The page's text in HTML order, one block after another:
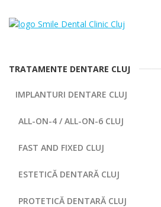
TRATAMENTE DENTARE CLUJ
IMPLANTURI DENTARE CLUJ
ALL-ON-4 / ALL-ON-6 CLUJ
FAST AND FIXED CLUJ
ESTETICĂ DENTARĂ CLUJ
PROTETICĂ DENTARĂ CLUJ